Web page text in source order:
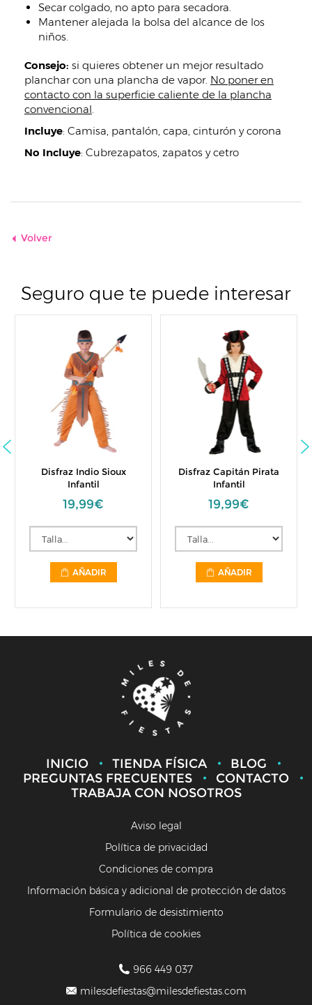
Secar colgado, no apto para secadora.
Mantener alejada la bolsa del alcance de los
niños.
Consejo: si quieres obtener un mejor resultado
planchar con una plancha de vapor. No poner en
contacto con la superficie caliente de la plancha
convencional.
Incluye: Camisa, pantalón, capa, cinturón y corona
No Incluye: Cubrezapatos, zapatos y cetro
Volver
Seguro que te puede interesar
Disfraz Indio Sioux
Infantil
19,99€
AÑADIR
Disfraz Capitán Pirata
Infantil
19,99€
AÑADIR
INICIO TIENDA FÍSICA
BLOG
PREGUNTAS FRECUENTES
CONTACTO
TRABAJA CON NOSOTROS
Aviso legal
Política de privacidad
Condiciones de compra
Información básica y adicional de protección de datos
Formulario de desistimiento
Política de cookies
966 449 037
milesdefiestas@milesdefiestas.com